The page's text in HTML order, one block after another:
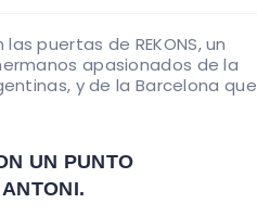
puertas de REKONS, un
apasionados de la
y de la Barcelona que
UN PUNTO